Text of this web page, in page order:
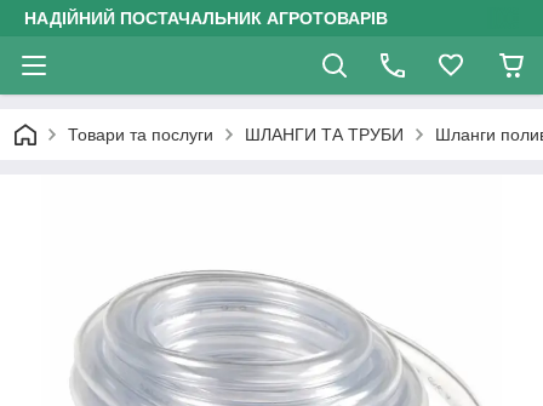
НАДІЙНИЙ ПОСТАЧАЛЬНИК АГРОТОВАРІВ
Товари та послуги ШЛАНГИ ТА ТРУБИ Шланги